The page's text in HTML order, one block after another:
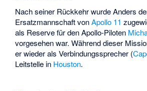
Nach seiner Rückkehr wurde Anders
Ersatzmannschaft vonApollo 11
als Reserve für den Apollo-Piloten
vorgesehen war. Während dieser
er wieder als Verbindungssprecher (
Leitstelle in Houston.